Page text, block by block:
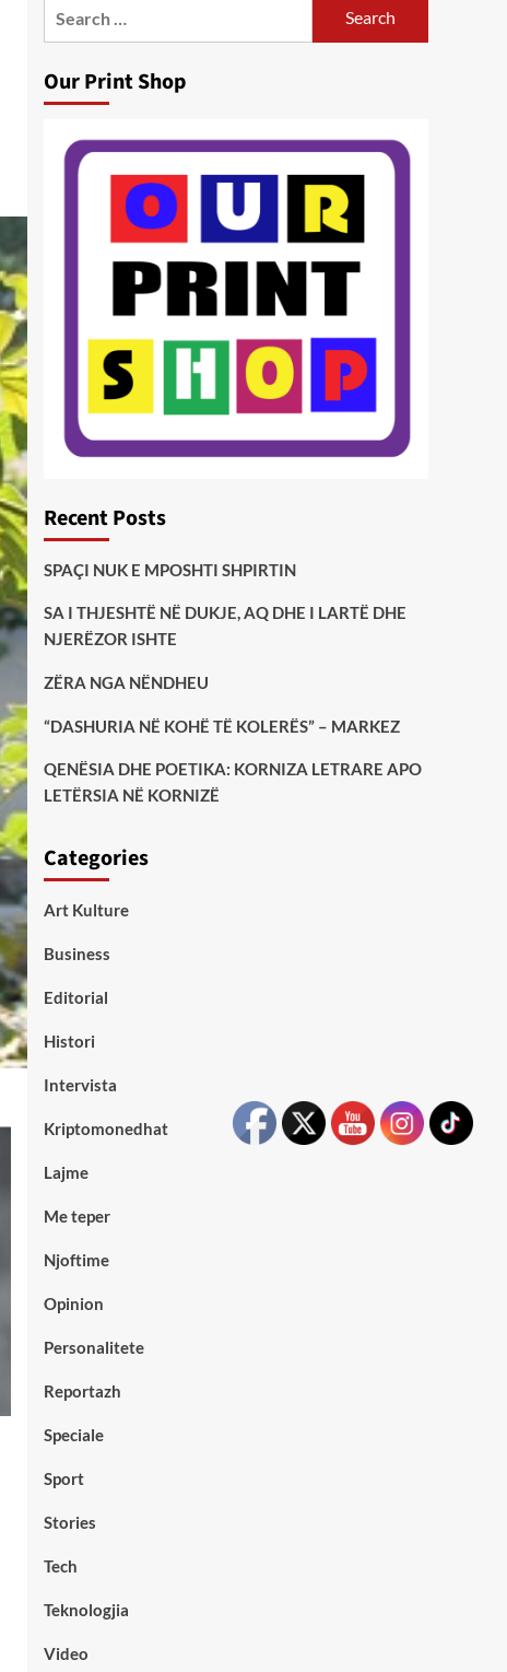
Our Print Shop
Recent Posts
SPAÇI NUK E MPOSHTI SHPIRTIN
SA I THJESHTË NË DUKJE, AQ DHE I LARTË DHE
NJERËZOR ISHTE
ZËRA NGA NËNDHEU
“DASHURIA NË KOHË TË KOLERËS” – MARKEZ
QENËSIA DHE POETIKA: KORNIZA LETRARE APO
LETËRSIA NË KORNIZË
Categories
Art Kulture
Business
Editorial
Histori
Intervista
Kriptomonedhat
Lajme
Me teper
Njoftime
Opinion
Personalitete
Reportazh
Speciale
Sport
Stories
Tech
Teknologjia
Video